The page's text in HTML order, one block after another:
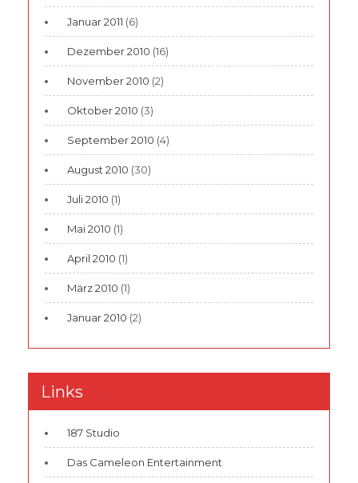
Januar 2011 (6)
Dezember 2010 (16)
November 2010 (2)
Oktober 2010 (3)
September 2010 (4)
August 2010 (30)
Juli 2010 (1)
Mai 2010 (1)
April 2010 (1)
März 2010 (1)
Januar 2010 (2)
Links
187 Studio
Das Cameleon Entertainment